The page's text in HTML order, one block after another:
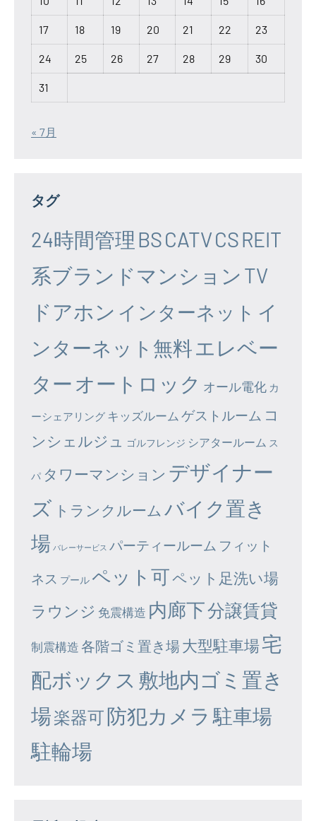
17 18 19 20 21 22 23
24 25 26 27 28 29 30
31
« 7月
タグ
24時間管理 BSCATVCSREIT
系ブランドマンション TV
ドアホン インターネット イ
ンターネット無料エレベー
ター オートロック オール電化 カ
ーシェアリング キッズルーム ゲストルーム コ
ンシェルジュ
ゴルフレンジ シアタールーム ス
パ タワーマンション デザイナー
ズ トランクルーム バイク置き
場 バレーサービス パーティールーム フィット
ネス プール ペット可ペット足洗い場
ラウンジ 免震構造 内廊下分譲賃貸
制震構造 各階ゴミ置き場大型駐車場宅
配ボックス 敷地内ゴミ置き
場楽器可防犯カメラ 駐車場
駐輪場